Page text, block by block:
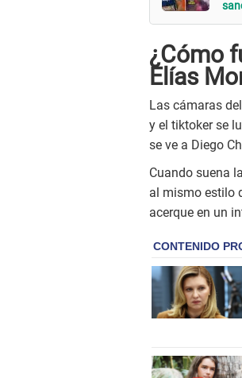
¿Cómo
Elías
Las cámaras
y el tiktoker se
se ve a Diego
Cuando suena
al mismo estilo
acerque en un